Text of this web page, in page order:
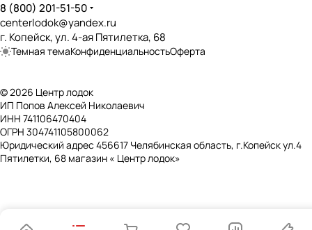
8 (800) 201-51-50
centerlodok@yandex.ru
г. Копейск, ул. 4-ая Пятилетка, 68
Темная темаКонфиденциальностьОферта
© 2026 Центр лодок
ИП Попов Алексей Николаевич
ИНН 741106470404
ОГРН 304741105800062
Юридический адрес 456617 Челябинская область, г.Копейск ул.4
Пятилетки, 68 магазин « Центр лодок»